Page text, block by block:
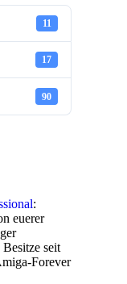
11
17
90
:
euerer
seit
Forever